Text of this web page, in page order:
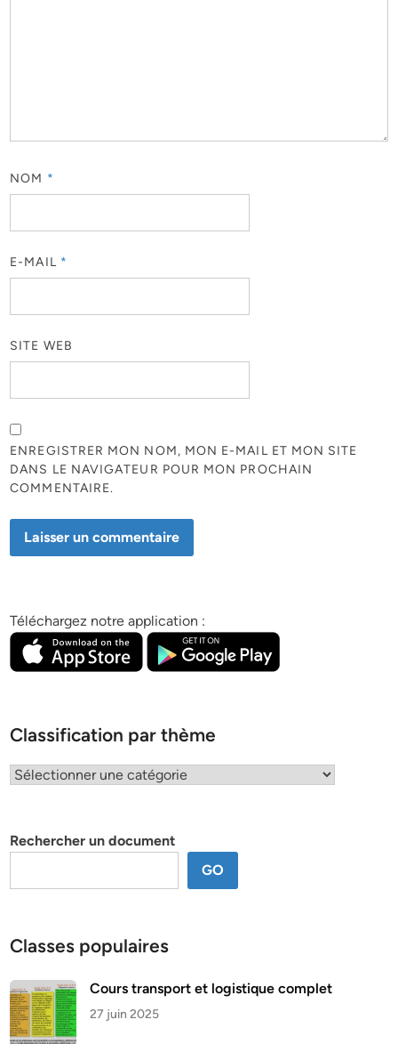
NOM *
E-MAIL *
SITE WEB
ENREGISTRER MON NOM, MON E-MAIL ET MON SITE
DANS LE NAVIGATEUR POUR MON PROCHAIN
COMMENTAIRE.
Téléchargez notre application :
Classification par thème
Classification
Rechercher un document
GO
Classes populaires
Cours transport et logistique complet
27 juin 2025